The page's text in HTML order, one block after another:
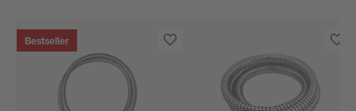
Bestseller